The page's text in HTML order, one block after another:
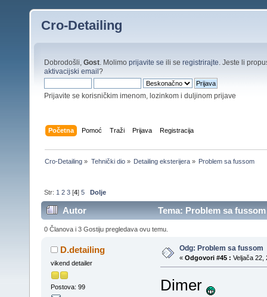
Cro-Detailing
Dobrodošli, Gost . Molimo prijavite se ili se registrirajte . Jeste li
aktivacijski email?
Prijavite se korisničkim imenom, lozinkom i duljinom prijave
Početna Pomoć Traži Prijava Registracija
Cro-Detailing » Tehnički dio» Detailing eksterijera» Problem sa fussom
Str: 1 2 3 [4]5 Dolje
Autor Tema: Problem sa
0 Članova i 3 Gostiju pregledava ovu temu.
D.detailing
vikend detailer
Postova: 99
Odg: Problem sa fussom
« Odgovori #45 : Veljača 22,
Dimer